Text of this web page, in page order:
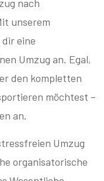
nach
unserem
eine
Umzug an. Egal,
den kompletten
möchtest –
an.
Umzug
organisatorische